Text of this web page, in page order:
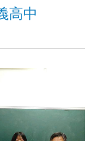
高中